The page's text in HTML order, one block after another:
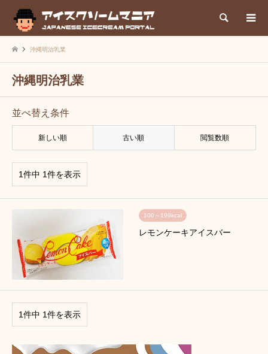
検索
沖縄明治乳業
沖縄明治乳業
並べ替え条件
新しい順 古い順 閲覧数順
1件中 1件を表示
100～199kcal
レモンケーキアイスバー
1件中 1件を表示